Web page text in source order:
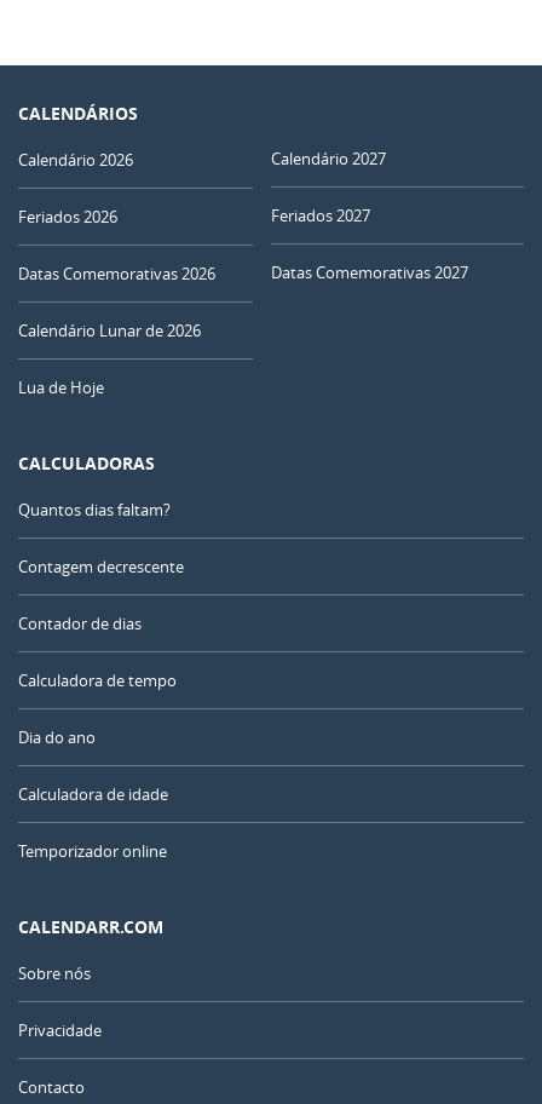
CALENDÁRIOS
Calendário 2026
Feriados 2026
Datas Comemorativas 2026
Calendário Lunar de 2026
Lua de Hoje
Calendário 2027
Feriados 2027
Datas Comemorativas 2027
CALCULADORAS
Quantos dias faltam?
Contagem decrescente
Contador de dias
Calculadora de tempo
Dia do ano
Calculadora de idade
Temporizador online
CALENDARR.COM
Sobre nós
Privacidade
Contacto